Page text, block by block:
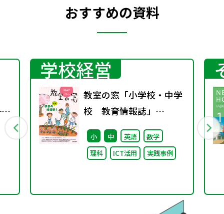
おすすめの資料
学校経営
教室の窓「小学校・中学
校 教育情報誌」
vol.78 2026年4月発行
小 中 英語
数学
理科
ICT活用 実践事例